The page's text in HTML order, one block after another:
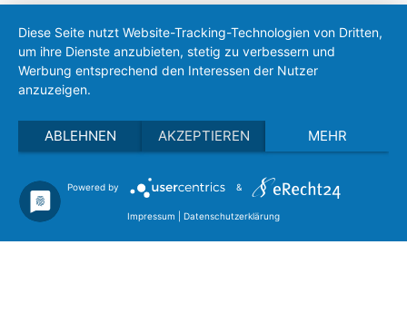
Diese Seite nutzt Website-Tracking-Technologien von Dritten,
um ihre Dienste anzubieten, stetig zu verbessern und
Werbung entsprechend den Interessen der Nutzer
anzuzeigen.
ABLEHNEN AKZEPTIEREN MEHR
Powered by &
Impressum Datenschutzerklärung